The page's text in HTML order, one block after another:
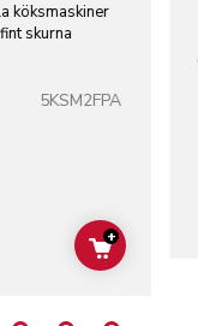
köksmaskiner
skurna
5KSM2FPA
ADD TO
+